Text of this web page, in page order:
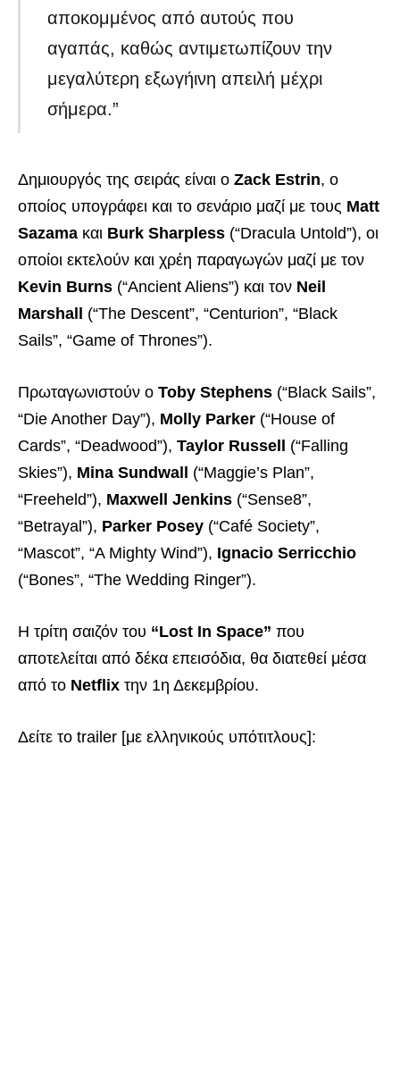
αποκομμένος από αυτούς που
αγαπάς, καθώς αντιμετωπίζουν την
μεγαλύτερη εξωγήινη απειλή μέχρι
σήμερα.”
Δημιουργός της σειράς είναι ο Zack Estrin, ο
οποίος υπογράφει και το σενάριο μαζί με τους Matt
Sazama και Burk Sharpless (“Dracula Untold”), οι
οποίοι εκτελούν και χρέη παραγωγών μαζί με τον
Kevin Burns (“Ancient Aliens”) και τον Neil
Marshall
(“The Descent”, “Centurion”, “Black
Sails”, “Game of Thrones”).
Πρωταγωνιστούν ο Toby Stephens (“Black Sails”,
“Die Another Day”), Molly Parker (“House of
Cards”, “Deadwood”), Taylor Russell
(“Falling
Skies”), Mina Sundwall
(“Maggie’s Plan”,
“Freeheld”), Maxwell Jenkins (“Sense8”,
“Betrayal”), Parker Posey (“Café Society”,
“Mascot”, “A Mighty Wind”), Ignacio Serricchio
(“Bones”, “The Wedding Ringer”).
Η τρίτη σαιζόν του “Lost In Space” που
αποτελείται από δέκα επεισόδια, θα διατεθεί μέσα
από το Netflix την 1η Δεκεμβρίου.
Δείτε το trailer [με ελληνικούς υπότιτλους]: